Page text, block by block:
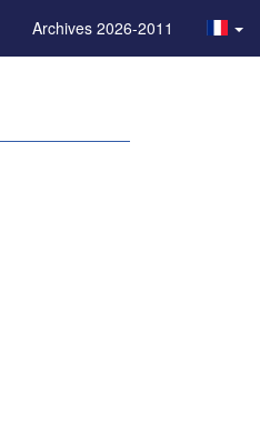
Archives 2026-2011